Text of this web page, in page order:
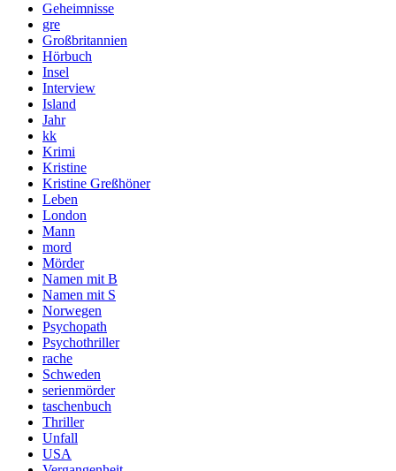
Geheimnisse
gre
Großbritannien
Hörbuch
Insel
Interview
Island
Jahr
kk
Krimi
Kristine
Kristine Greßhöner
Leben
London
Mann
mord
Mörder
Namen mit B
Namen mit S
Norwegen
Psychopath
Psychothriller
rache
Schweden
serienmörder
taschenbuch
Thriller
Unfall
USA